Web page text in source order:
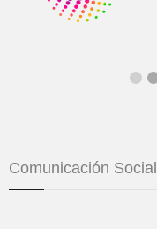
Comunicación Social